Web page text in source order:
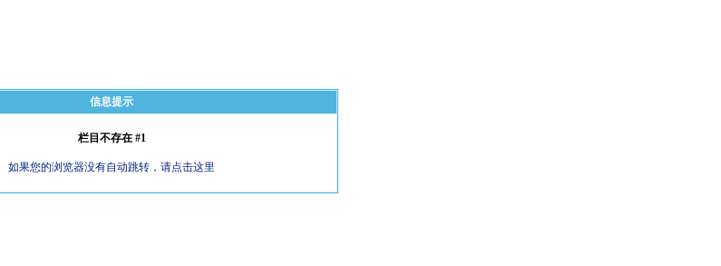
信息提示
栏目不存在 #1
如果您的浏览器没有自动跳转，请点击这里